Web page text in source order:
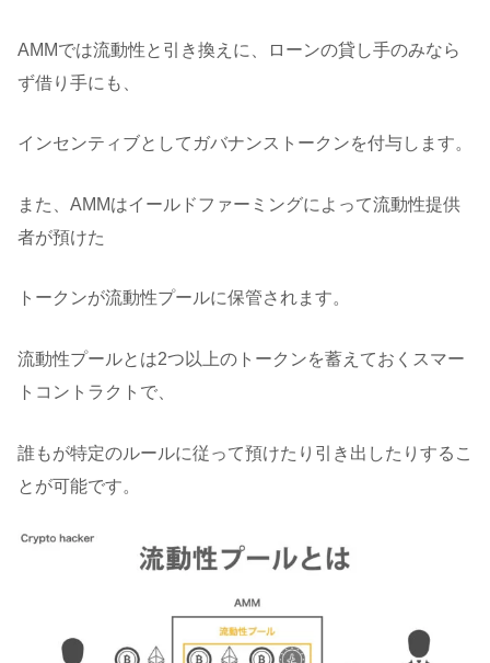
AMMでは流動性と引き換えに、ローンの貸し手のみなら
ず借り手にも、
インセンティブとしてガバナンストークンを付与します。
また、AMMはイールドファーミングによって流動性提供
者が預けた
トークンが流動性プールに保管されます。
流動性プールとは2つ以上のトークンを蓄えておくスマー
トコントラクトで、
誰もが特定のルールに従って預けたり引き出したりするこ
とが可能です。